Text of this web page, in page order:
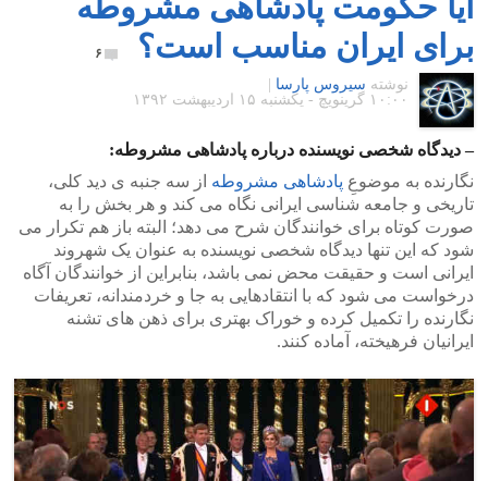
برای ایران مناسب است؟
۶
نوشته سیروس پارسا
۱۰:۰۰ گرينويچ - یکشنبه ۱۵ اردیبهشت ۱۳۹۲
– دیدگاه شخصی نویسنده درباره پادشاهی مشروطه:
نگارنده به موضوعِ پادشاهی مشروطه از سه جنبه ی دید کلی،
تاریخی و جامعه شناسی ایرانی نگاه می کند و هر بخش را به
صورت کوتاه برای خوانندگان شرح می دهد؛ البته باز هم تکرار می
شود که این تنها دیدگاه شخصی نویسنده به عنوان یک شهروند
ایرانی است و حقیقت محض نمی باشد، بنابراین از خوانندگان آگاه
درخواست می شود که با انتقادهایی به جا و خردمندانه، تعریفات
نگارنده را تکمیل کرده و خوراک بهتری برای ذهن های تشنه
ایرانیان فرهیخته، آماده کنند.